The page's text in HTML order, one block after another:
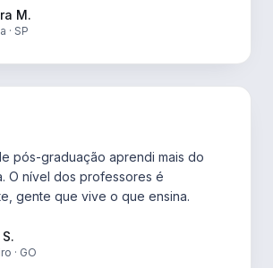
M.
· SP
pós-graduação aprendi mais do
O nível dos professores é
gente que vive o que ensina.
· GO